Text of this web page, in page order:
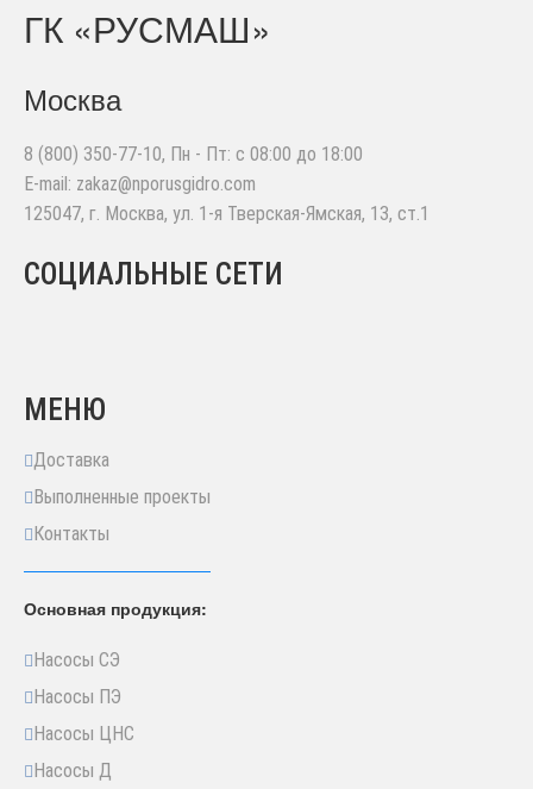
ГК «РУСМАШ»
Москва
8 (800) 350-77-10, Пн - Пт: с 08:00 до 18:00
E-mail: zakaz@nporusgidro.com
125047, г. Москва, ул. 1-я Тверская-Ямская, 13, ст.1
СОЦИАЛЬНЫЕ СЕТИ
МЕНЮ
Доставка
Выполненные проекты
Контакты
Основная продукция:
Насосы СЭ
Насосы ПЭ
Насосы ЦНС
Насосы Д